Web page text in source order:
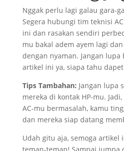
Nggak perlu lagi galau gara-
Segera hubungi tim teknisi
ini dan rasakan sendiri
mu bakal adem ayem lagi
dengan nyaman. Jangan
artikel ini ya, siapa tahu
Tips Tambahan: Jangan lupa
mereka di kontak HP-mu.
AC-mu bermasalah, kamu
dan mereka siap datang
Udah gitu aja, semoga artikel